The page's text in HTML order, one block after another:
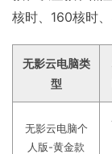
核时、160核时
无影云电脑类
型
无影云电脑个
人版-黄金款